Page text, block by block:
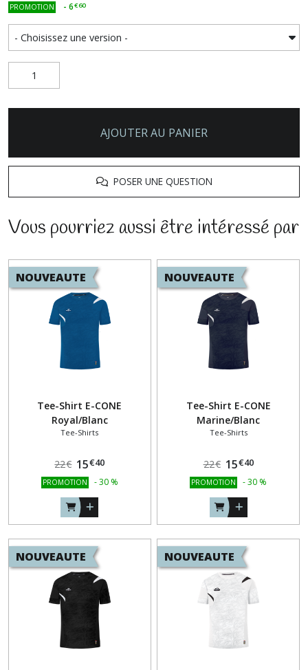
PROMOTION - 6€60
AJOUTER AU PANIER
POSER UNE QUESTION
Vous pourriez aussi être intéressé par
NOUVEAUTE
Tee-Shirt E-CONE
Royal/Blanc
Tee-Shirts
22€ 15€40
PROMOTION -30 %
NOUVEAUTE
Tee-Shirt E-CONE
Marine/Blanc
Tee-Shirts
22€ 15€40
PROMOTION -30 %
NOUVEAUTE NOUVEAUTE